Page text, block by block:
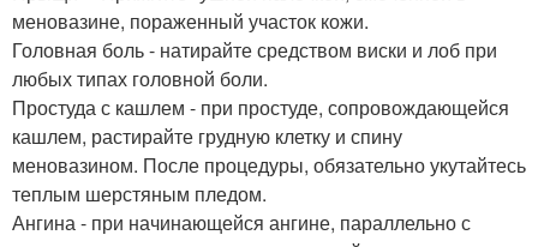
меновазине, пораженный участок кожи.
Головная боль - натирайте средством виски и лоб при
любых типах головной боли.
Простуда с кашлем - при простуде, сопровождающейся
кашлем, растирайте грудную клетку и спину
меновазином. После процедуры, обязательно укутайтесь
теплым шерстяным пледом.
Ангина - при начинающейся ангине, параллельно с